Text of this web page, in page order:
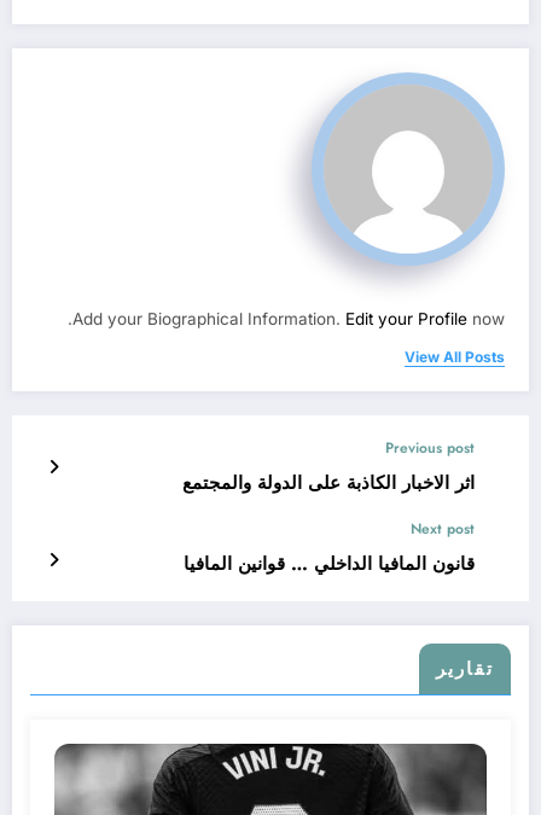
Add your Biographical Information. Edit your Profile now.
View All Posts
Previous post
اثر الاخبار الكاذبة على الدولة والمجتمع
Next post
قانون المافيا الداخلي … قوانين المافيا
تقارير